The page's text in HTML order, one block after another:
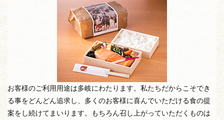
お客様のご利用用途は多岐にわたります。私たちだからこそでき
る事をどんどん追求し、多くのお客様に喜んでいただける食の提
案をし続けてまいります。もちろん召し上がっていただくものは